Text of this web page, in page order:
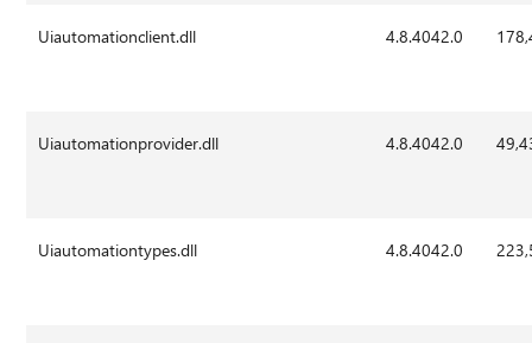
Uiautomationclient.dll 4.8.4042.0
Uiautomationprovider.dll 4.8.4042.0
Uiautomationtypes.dll 4.8.4042.0